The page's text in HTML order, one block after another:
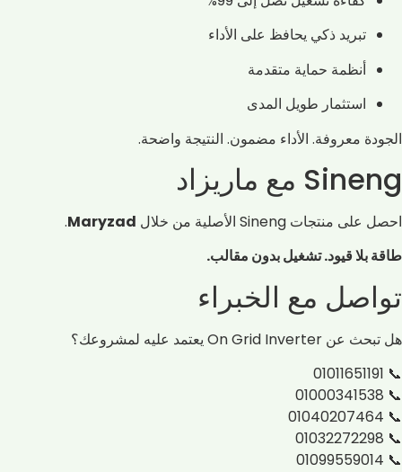
تبريد ذكي يحافظ على الأداء
أنظمة حماية متقدمة
استثمار طويل المدى
الجودة معروفة. الأداء مضمون. النتيجة واضحة.
Sineng مع ماريزاد
احصل على منتجات Sineng الأصلية من خلال Maryzad
.
طاقة بلا قيود. تشغيل بدون مقالب.
تواصل مع الخبراء
هل تبحث عن On Grid Inverter يعتمد عليه لمشروعك؟
📞 01011651191
📞 01000341538
📞 01040207464
📞 01032272298
📞 01099559014